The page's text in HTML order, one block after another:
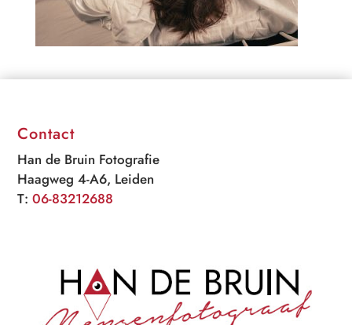
Contact
Han de Bruin Fotografie
Haagweg 4-A6, Leiden
T:06-83212688